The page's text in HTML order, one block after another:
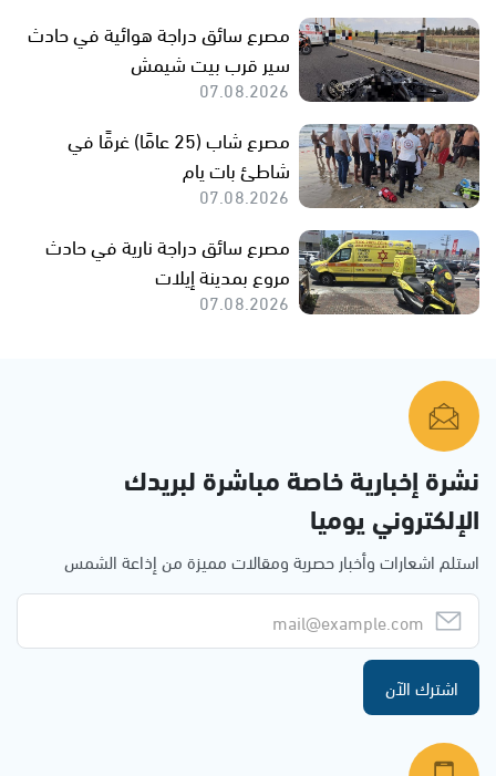
مصرع سائق دراجة هوائية في حادث
سير قرب بيت شيمش
07.08.2026
مصرع شاب (25 عامًا) غرقًا في
شاطئ بات يام
07.08.2026
مصرع سائق دراجة نارية في حادث
مروع بمدينة إيلات
07.08.2026
نشرة إخبارية خاصة مباشرة لبريدك
الإلكتروني يوميا
استلم اشعارات وأخبار حصرية ومقالات مميزة من إذاعة الشمس
اشترك الآن